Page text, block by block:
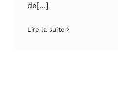
de[...]
Lire la suite